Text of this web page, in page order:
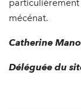
particulièrement
mécénat.
Catherine
Déléguée du